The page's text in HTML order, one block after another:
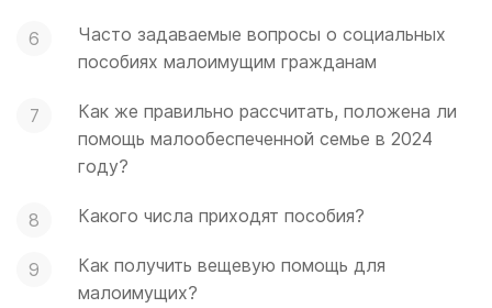
Часто задаваемые вопросы о социальных
пособиях малоимущим гражданам
Как же правильно рассчитать, положена ли
помощь малообеспеченной семье в 2024
году?
Какого числа приходят пособия?
Как получить вещевую помощь для
малоимущих?